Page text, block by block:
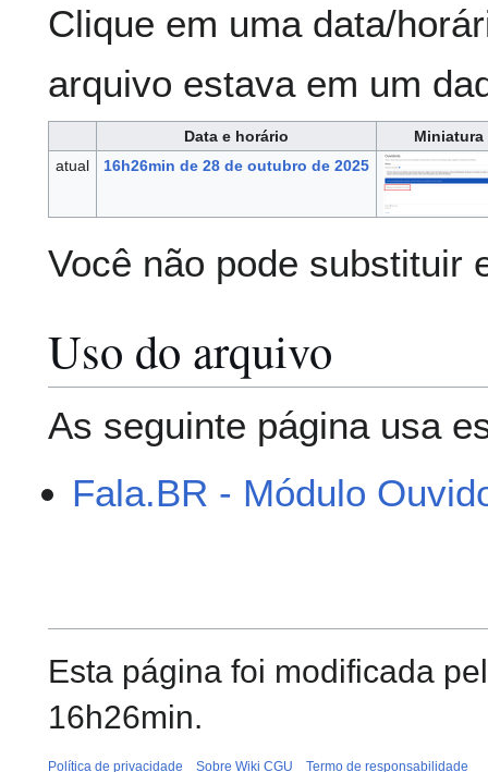
Clique em uma data/
arquivo estava em um
Data e horário
Miniatura
atual
16h26min de 28 de outubro de 2025
Você não pode substituir
Uso do arquivo
As seguinte página usa
Fala.BR - Módulo
Esta página foi modificada
16h26min.
Política de privacidade Sobre Wiki CGU Termo de responsabilidade